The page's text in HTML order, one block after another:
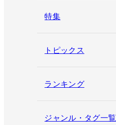
特集
トピックス
ランキング
ジャンル・タグ一覧